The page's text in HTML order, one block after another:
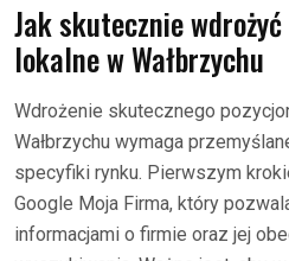
Jak skutecznie
lokalne w Wałbrzychu
Wdrożenie skutecznego
Wałbrzychu wymaga
specyfiki rynku. Pierwszym
Google Moja Firma, który
informacjami o firmie oraz jej